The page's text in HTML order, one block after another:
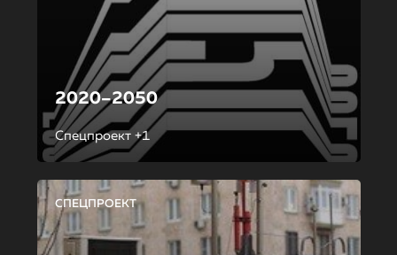
2020–2050
Спецпроект +1
СПЕЦПРОЕКТ